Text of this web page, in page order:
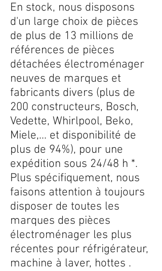
En stock, nous disposons
d'un large choix de pièces
de plus de 13 millions de
références de pièces
détachées électroménager
neuves de marques et
fabricants divers (plus de
200 constructeurs, Bosch,
Vedette, Whirlpool, Beko,
Miele,... et disponibilité de
plus de 94%), pour une
expédition sous 24/48 h *.
Plus spécifiquement, nous
faisons attention à toujours
disposer de toutes les
marques des pièces
électroménager les plus
récentes pour réfrigérateur,
machine à laver, hottes .